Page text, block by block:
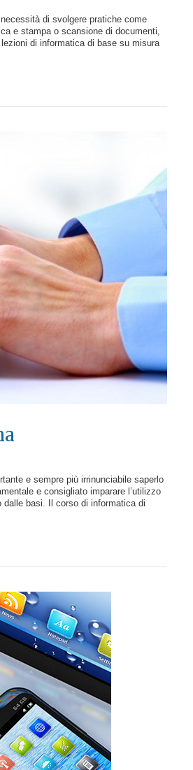
di svolgere pratiche come
e stampa o scansione di documenti,
di informatica di base su misura
e sempre più irrinunciabile saperlo
e consigliato imparare l’utilizzo
dalle basi. Il corso di informatica di